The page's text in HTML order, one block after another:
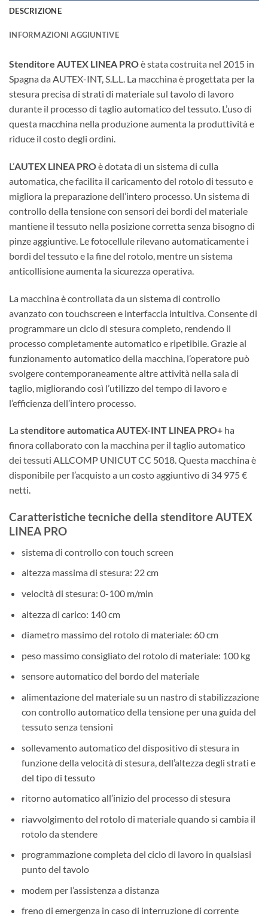
DESCRIZIONE
INFORMAZIONI AGGIUNTIVE
Stenditore AUTEX LINEA PROè stata costruita nel 2015 in
Spagna da AUTEX-INT, S.L.L. La macchina è progettata per la
stesura precisa di strati di materiale sul tavolo di lavoro
durante il processo di taglio automatico del tessuto. L’uso di
questa macchina nella produzione aumenta la produttività e
riduce il costo degli ordini.
L’AUTEX LINEA PROè dotata di un sistema di culla
automatica, che facilita il caricamento del rotolo di tessuto e
migliora la preparazione dell’intero processo. Un sistema di
controllo della tensione con sensori dei bordi del materiale
mantiene il tessuto nella posizione corretta senza bisogno di
pinze aggiuntive. Le fotocellule rilevano automaticamente i
bordi del tessuto e la fine del rotolo, mentre un sistema
anticollisione aumenta la sicurezza operativa.
La macchina è controllata da un sistema di controllo
avanzato con touchscreen e interfaccia intuitiva. Consente di
programmare un ciclo di stesura completo, rendendo il
processo completamente automatico e ripetibile. Grazie al
funzionamento automatico della macchina, l’operatore può
svolgere contemporaneamente altre attività nella sala di
taglio, migliorando così l’utilizzo del tempo di lavoro e
l’efficienza dell’intero processo.
La stenditore automatica AUTEX-INT LINEA PRO+ ha
finora collaborato con la macchina per il taglio automatico
dei tessuti ALLCOMP UNICUT CC 5018. Questa macchina è
disponibile per l’acquisto a un costo aggiuntivo di 34 975 €
netti.
Caratteristiche tecniche della stenditore AUTEX
LINEA PRO
sistema di controllo con touch screen
altezza massima di stesura: 22 cm
velocità di stesura: 0-100 m/min
altezza di carico: 140 cm
diametro massimo del rotolo di materiale: 60 cm
peso massimo consigliato del rotolo di materiale: 100 kg
sensore automatico del bordo del materiale
alimentazione del materiale su un nastro di stabilizzazione
con controllo automatico della tensione per una guida del
tessuto senza tensioni
sollevamento automatico del dispositivo di stesura in
funzione della velocità di stesura, dell’altezza degli strati e
del tipo di tessuto
ritorno automatico all’inizio del processo di stesura
riavvolgimento del rotolo di materiale quando si cambia il
rotolo da stendere
programmazione completa del ciclo di lavoro in qualsiasi
punto del tavolo
modem per l’assistenza a distanza
freno di emergenza in caso di interruzione di corrente